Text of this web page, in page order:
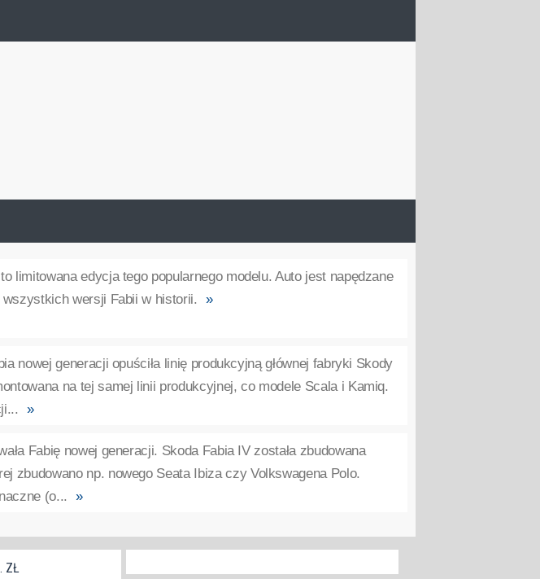
limitowana edycja tego popularnego modelu. Auto jest napędzane
wersji Fabii w historii. »
nowej generacji opuściła linię produkcyjną głównej fabryki Skody
na tej samej linii produkcyjnej, co modele Scala i Kamiq.
»
Fabię nowej generacji. Skoda Fabia IV została zbudowana
zbudowano np. nowego Seata Ibiza czy Volkswagena Polo.
(o... »
ZŁ